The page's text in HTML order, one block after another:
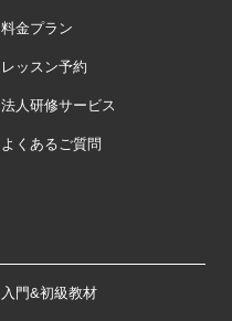
料金プラン
レッスン予約
法人研修サービス
よくあるご質問
入門&初級教材